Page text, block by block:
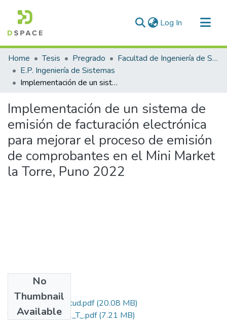
Log In (current)
Communities & Collections
All of DSpace
Statistics
Home Tesis Pregrado
Facultad de Ingeniería de Sistemas
E.P. Ingeniería de Sistemas
Implementación de un sistema de emisión de facturación electrónica para mejorar el proceso de emisión de comprobantes en el Mini Market la Torre, Puno 2022
Implementación de un sistema de
emisión de facturación electrónica
para mejorar el proceso de emisión
de comprobantes en el Mini Market
la Torre, Puno 2022
No
Thumbnail
Available
Grado de Similitud.pdf(20.08 MB)
T036_44761742_T_.pdf(7.21 MB)